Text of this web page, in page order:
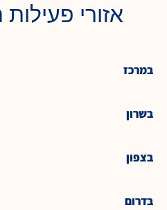
אזורי פעילות
במרכז
בשרון
בצפון
בדרום